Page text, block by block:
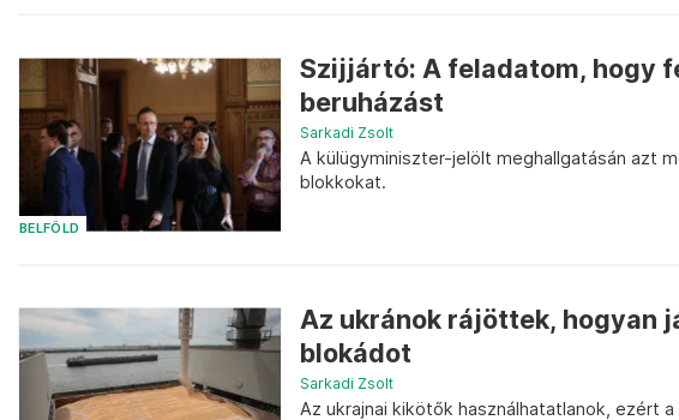
BELFÖLD
Szijjártó: A feladatom, hogy
beruházást
Sarkadi Zsolt
A külügyminiszter-jelölt meghallgatásán azt
blokkokat.
Az ukránok rájöttek, hogyan
blokádot
Sarkadi Zsolt
Az ukrajnai kikötők használhatatlanok, ezért